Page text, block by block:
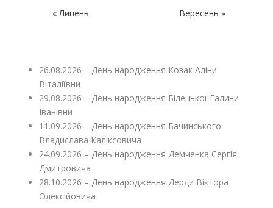
« Липень Вересень »
26.08.2026 – День народження Козак Аліни
Віталіївни
29.08.2026 – День народження Білецької Галини
Іванівни
11.09.2026 – День народження Бачинського
Владислава Каліксовича
24.09.2026 – День народження Демченка Сергія
Дмитровича
28.10.2026 – День народження Дерди Віктора
Олексійовича